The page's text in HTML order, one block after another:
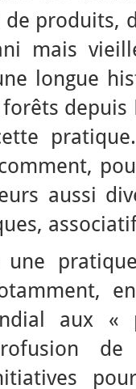
produits,
mais
longue
depuis
aussi
aux «
de